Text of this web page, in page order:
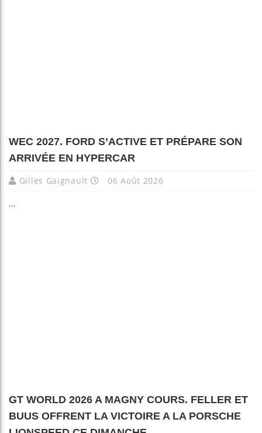
WEC 2027. FORD S’ACTIVE ET PRÉPARE SON
ARRIVÉE EN HYPERCAR
Gilles Gaignault 06 Août 2026
...
GT WORLD 2026 A MAGNY COURS. FELLER ET
BUUS OFFRENT LA VICTOIRE A LA PORSCHE